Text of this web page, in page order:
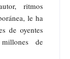
ritmos
le ha
de oyentes
de